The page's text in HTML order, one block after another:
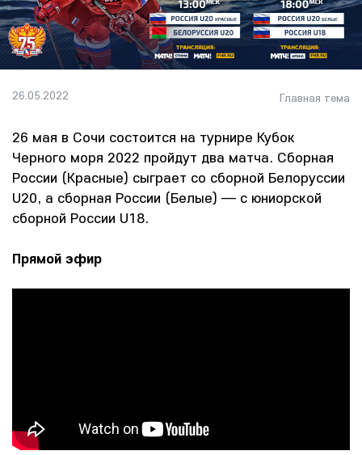
26.05.2022 Главная тема
26 мая в Сочи состоится на турнире Кубок
Черного моря 2022 пройдут два матча. Сборная
России (Красные) сыграет со сборной Белоруссии
U20, а сборная России (Белые) — с юниорской
сборной России U18.
Прямой эфир